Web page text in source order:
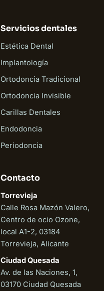
Servicios dentales
Estética Dental
Implantología
Ortodoncia Tradicional
Ortodoncia Invisible
Carillas Dentales
Endodoncia
Periodoncia
Contacto
Torrevieja
Calle Rosa Mazón Valero,
Centro de ocio Ozone,
local A1-2, 03184
Torrevieja, Alicante
Ciudad Quesada
Av. de las Naciones, 1,
03170 Ciudad Quesada